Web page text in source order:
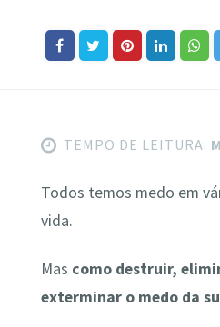
TEMPO DE LEITURA:
Todos temos medo em
vida.
Mas como destruir,
exterminar o medo da